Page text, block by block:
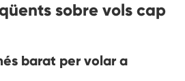
sobre vols cap
barat per volar a